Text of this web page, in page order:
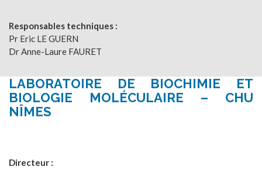
Responsables techniques :
Pr Eric LE GUERN
Dr Anne-Laure FAURET
LABORATOIRE DE BIOCHIMIE ET
BIOLOGIE MOLÉCULAIRE – CHU
NÎMES
Directeur :